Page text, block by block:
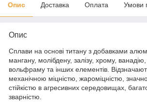
Опис Доставка Оплата Умови
Опис
Сплави на основі титану з добавками
мангану, молібдену, залізу, хрому, ванадію,
вольфраму та інших елементів.
механічною міцністю, жароміцністю,
стійкістю в агресивних середовищах,
зварністю.